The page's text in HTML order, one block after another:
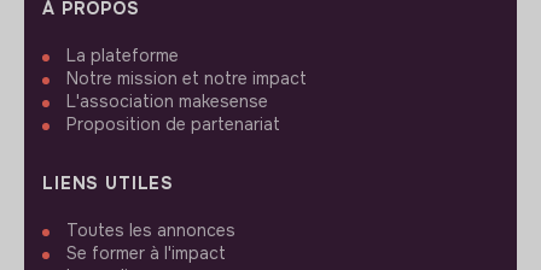
À PROPOS
La plateforme
Notre mission et notre impact
L'association makesense
Proposition de partenariat
LIENS UTILES
Toutes les annonces
Se former à l'impact